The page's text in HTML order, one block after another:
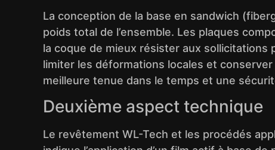
La conception de la base en sandwich
poids total de l’ensemble. Les plaques
la coque de mieux résister aux
limiter les déformations locales et
meilleure tenue dans le temps et une
Deuxième aspect technique
Le revêtement WL-Tech et les procédés